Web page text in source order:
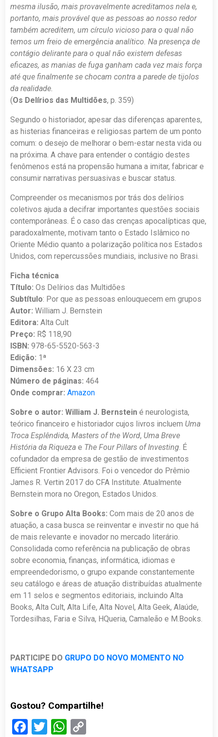
mesma ilusão, mais provavelmente acreditamos nela e,
portanto, mais provável que as pessoas ao nosso redor
também acreditem, um círculo vicioso para o qual não
temos um freio de emergência analítico. Na presença de
contágio delirante para o qual não existem defesas
eficazes, as manias de fuga ganham cada vez mais força
até que finalmente se chocam contra a parede de tijolos
da realidade.
(Os Delírios das Multidões, p. 359)
Segundo o historiador, apesar das diferenças aparentes,
as histerias financeiras e religiosas partem de um ponto
comum: o desejo de melhorar o bem-estar nesta vida ou
na próxima. A chave para entender o contágio destes
fenômenos está na propensão humana a imitar, fabricar e
consumir narrativas persuasivas e buscar status.
Compreender os mecanismos por trás dos delírios
coletivos ajuda a decifrar importantes questões sociais
contemporâneas. É o caso das crenças apocalípticas que,
paradoxalmente, motivam tanto o Estado Islâmico no
Oriente Médio quanto a polarização política nos Estados
Unidos, com repercussões mundiais, inclusive no Brasi.
Ficha técnica
Título:Os Delírios das Multidões
Subtítulo: Por que as pessoas enlouquecem em grupos
Autor:William J. Bernstein
Editora:Alta Cult
Preço: R$ 118,90
ISBN:978-65-5520-563-3
Edição: 1ª
Dimensões: 16 X 23 cm
Número de páginas: 464
Onde comprar:Amazon
Sobre o autor: William J. Bernsteiné neurologista,
teórico financeiro e historiador cujos livros incluem Uma
Troca Esplêndida, Masters of the Word, Uma Breve
História da Riquezae The Four Pillars of Investing. É
cofundador da empresa de gestão de investimentos
Efficient Frontier Advisors. Foi o vencedor do Prêmio
James R. Vertin 2017 do CFA Institute. Atualmente
Bernstein mora no Oregon, Estados Unidos.
Sobre o Grupo Alta Books: Com mais de 20 anos de
atuação, a casa busca se reinventar e investir no que há
de mais relevante e inovador no mercado literário.
Consolidada como referência na publicação de obras
sobre economia, finanças, informática, idiomas e
empreendedorismo, o grupo expande constantemente
seu catálogo e áreas de atuação distribuídas atualmente
em 11 selos e segmentos editoriais, incluindo Alta
Books, Alta Cult, Alta Life, Alta Novel, Alta Geek, Alaúde,
Tordesilhas, Faria e Silva, HQueria, Camaleão e M.Books.
PARTICIPE DO GRUPO DO NOVO MOMENTO NO
WHATSAPP
Gostou? Compartilhe!
Facebook
TwitterWhatsApp